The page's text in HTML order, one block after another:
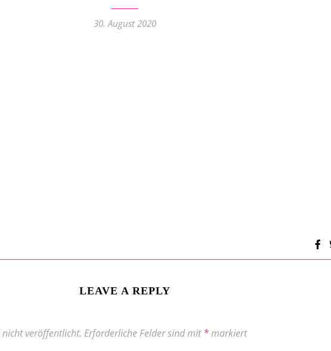
30. August 2020
LEAVE A REPLY
nicht veröffentlicht. Erforderliche Felder sind mit*markiert